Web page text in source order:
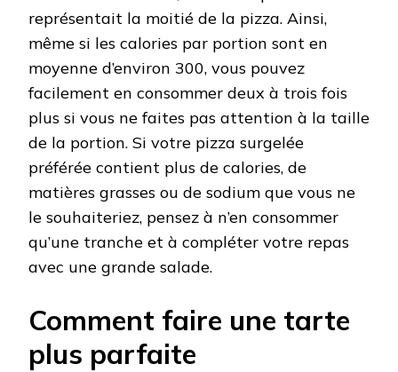
représentait la moitié de la pizza. Ainsi,
même si les calories par portion sont en
moyenne d’environ 300, vous pouvez
facilement en consommer deux à trois fois
plus si vous ne faites pas attention à la taille
de la portion. Si votre pizza surgelée
préférée contient plus de calories, de
matières grasses ou de sodium que vous ne
le souhaiteriez, pensez à n’en consommer
qu’une tranche et à compléter votre repas
avec une grande salade.
Comment faire une tarte
plus parfaite